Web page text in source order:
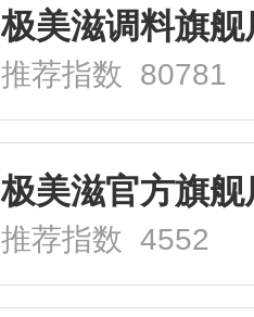
极美滋调料旗舰
推荐指数 80781
极美滋官方旗舰
推荐指数 4552